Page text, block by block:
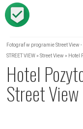
Fotograf w programie Street View
STREET VIEW» Street View » Hotel
Hotel
Street View